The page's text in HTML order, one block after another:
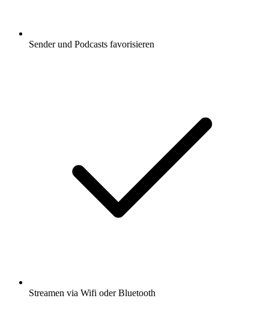
Sender und Podcasts favorisieren
Streamen via Wifi oder Bluetooth